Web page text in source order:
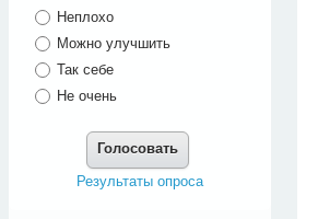
Неплохо
Можно улучшить
Так себе
Не очень
Голосовать
Результаты опроса